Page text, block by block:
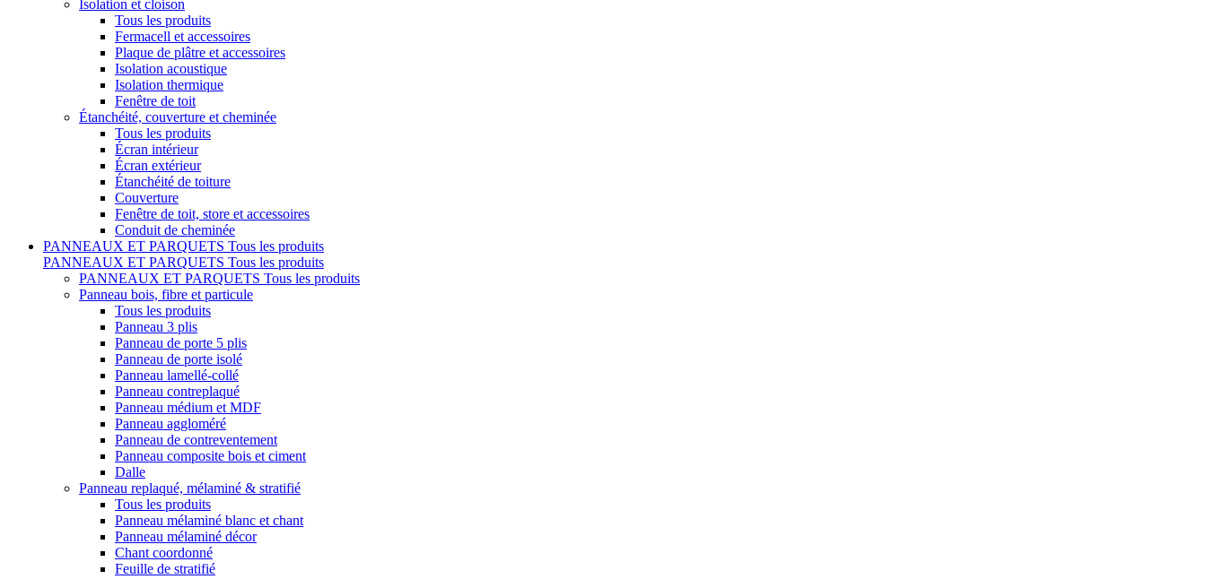
Isolation et cloison
Tous les produits
Fermacell et accessoires
Plaque de plâtre et accessoires
Isolation acoustique
Isolation thermique
Fenêtre de toit
Étanchéité, couverture et cheminée
Tous les produits
Écran intérieur
Écran extérieur
Étanchéité de toiture
Couverture
Fenêtre de toit, store et accessoires
Conduit de cheminée
PANNEAUX ET PARQUETS Tous les produits
PANNEAUX ET PARQUETS Tous les produits
PANNEAUX ET PARQUETS Tous les produits
Panneau bois, fibre et particule
Tous les produits
Panneau 3 plis
Panneau de porte 5 plis
Panneau de porte isolé
Panneau lamellé-collé
Panneau contreplaqué
Panneau médium et MDF
Panneau aggloméré
Panneau de contreventement
Panneau composite bois et ciment
Dalle
Panneau replaqué, mélaminé & stratifié
Tous les produits
Panneau mélaminé blanc et chant
Panneau mélaminé décor
Chant coordonné
Feuille de stratifié